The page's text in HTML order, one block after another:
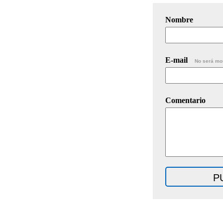
Nombre
E-mail No será
Comentario